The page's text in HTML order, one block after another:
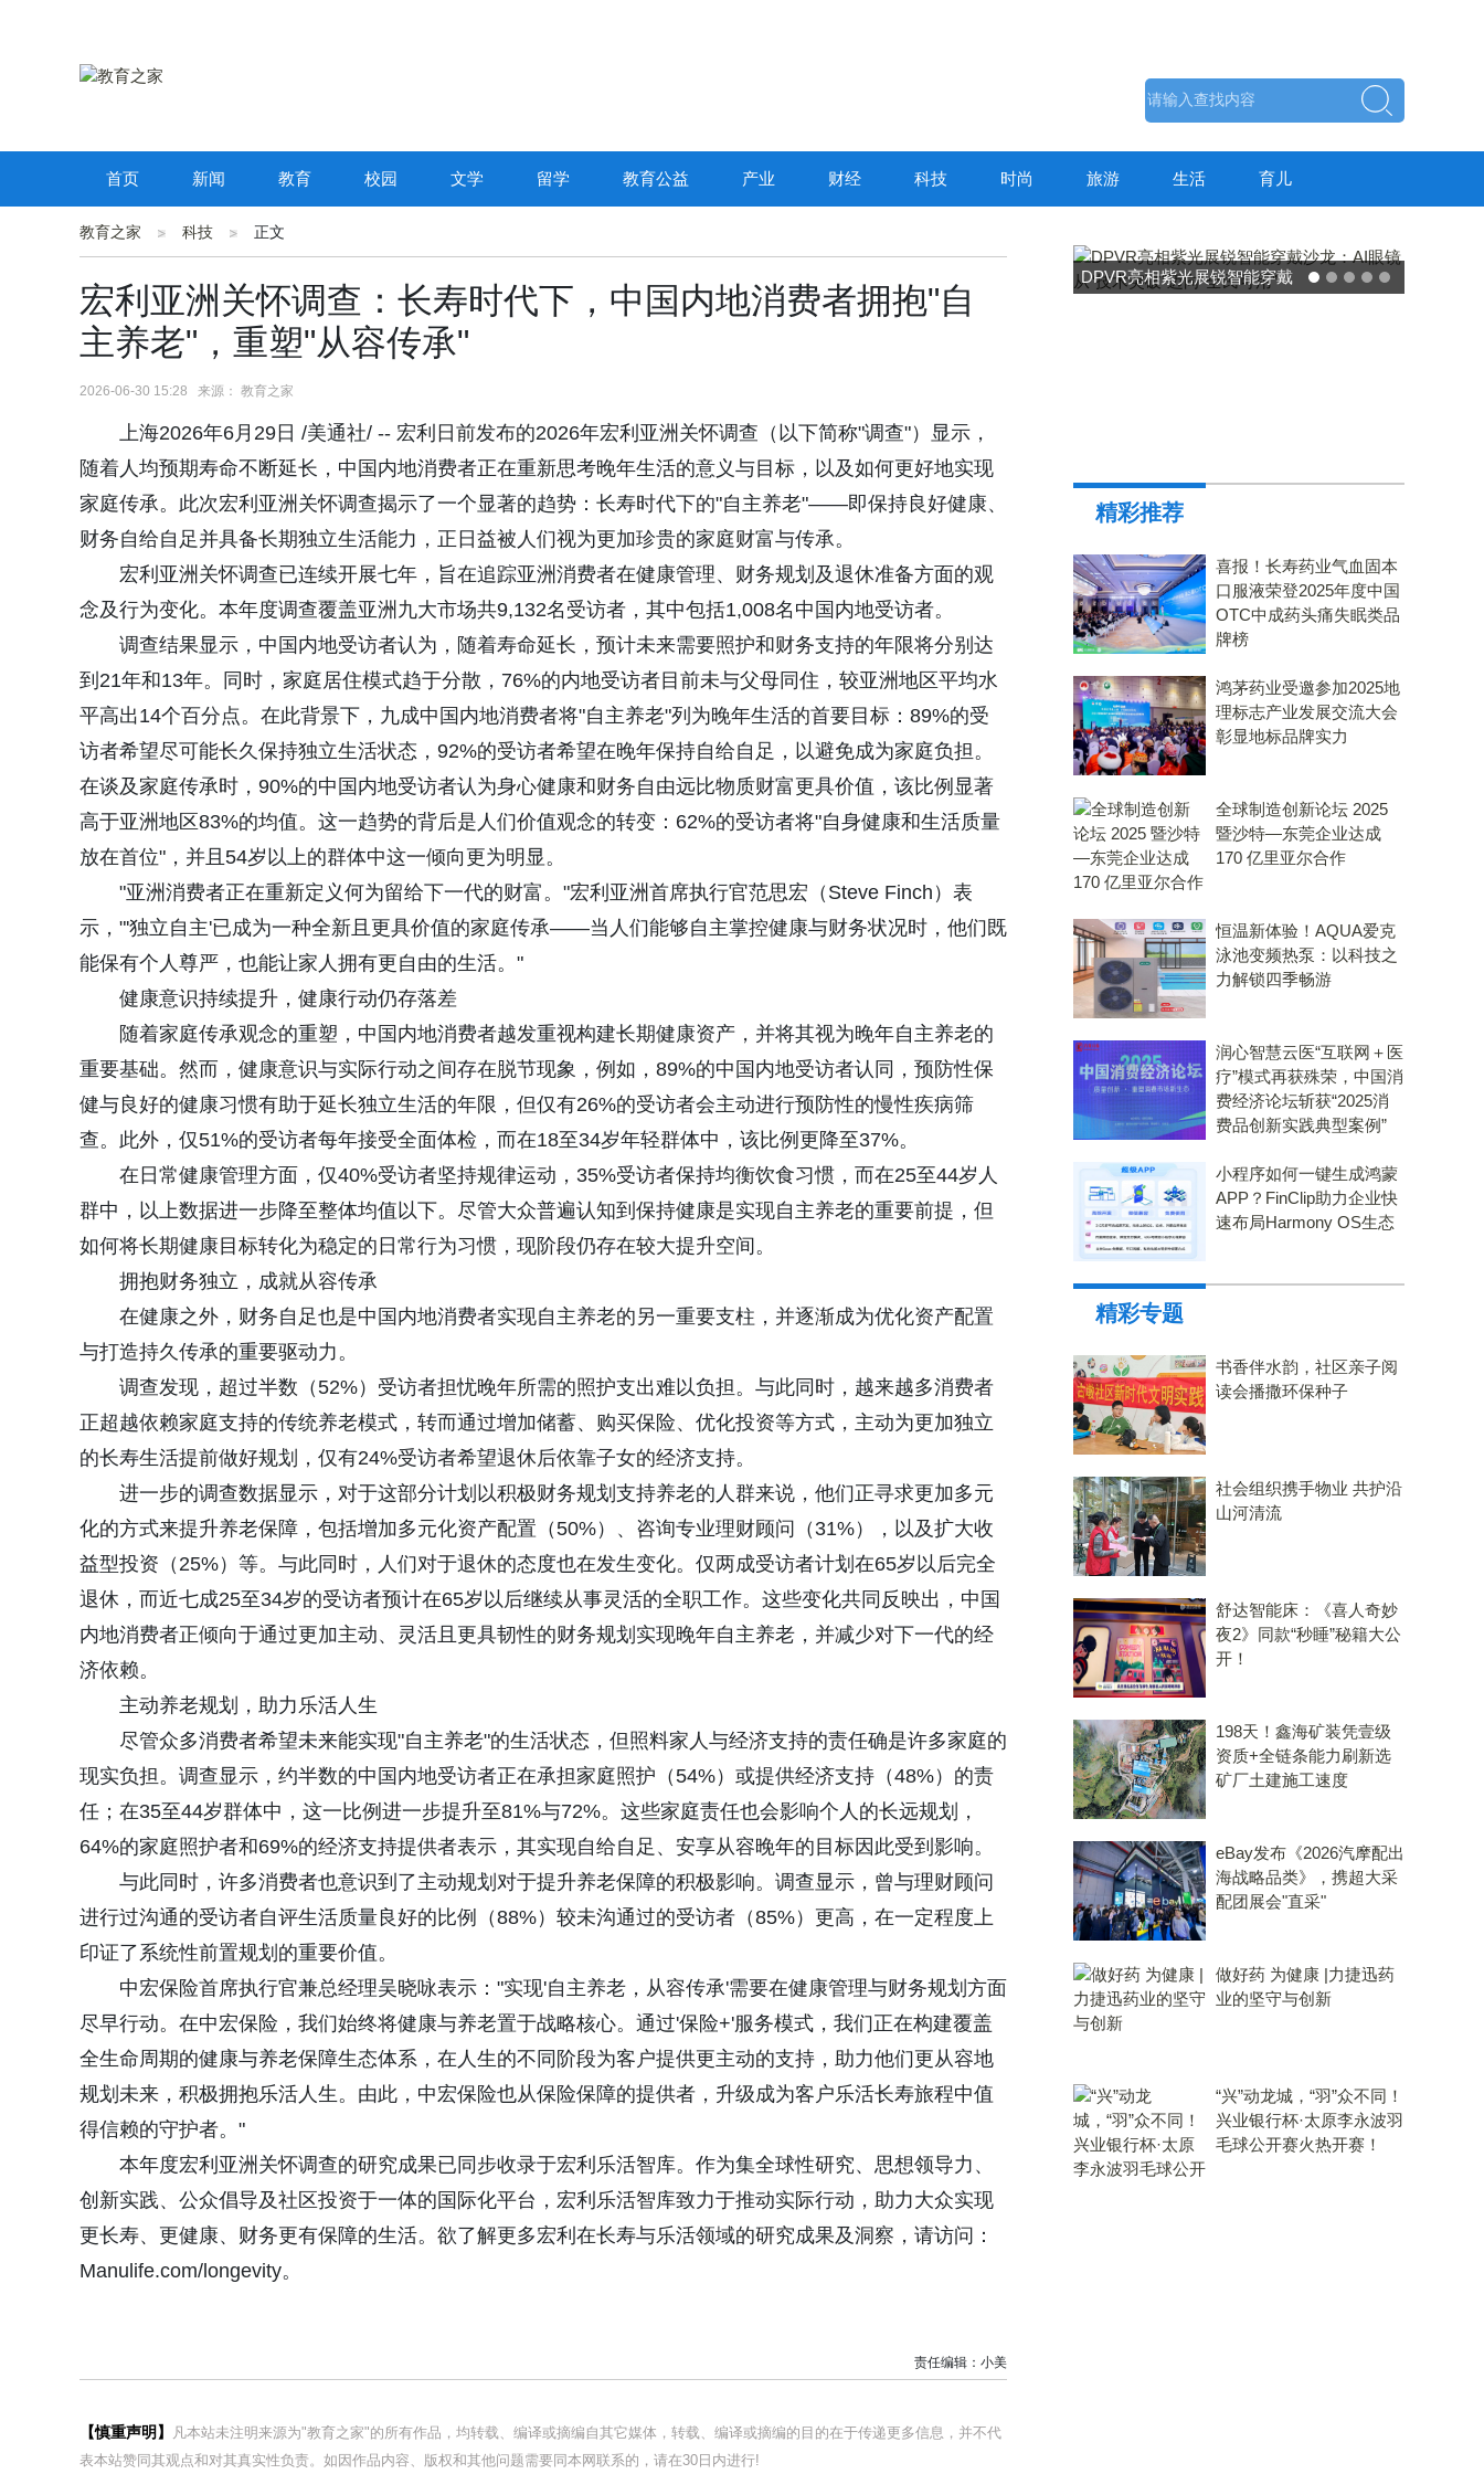
首页 新闻 教育 校园 文学 留学 教育公益 产业 财经 科技 时尚 旅游 生活 育儿
教育之家 科技 正文
宏利亚洲关怀调查：长寿时代下，中国内地消费者拥抱"自
主养老"，重塑"从容传承"
2026-06-30 15:28 来源： 教育之家
上海2026年6月29日 /美通社/ -- 宏利日前发布的2026年宏利亚洲关怀调查（以下简称"调查"）显示，
随着人均预期寿命不断延长，中国内地消费者正在重新思考晚年生活的意义与目标，以及如何更好地实现
家庭传承。此次宏利亚洲关怀调查揭示了一个显著的趋势：长寿时代下的"自主养老"——即保持良好健康、
财务自给自足并具备长期独立生活能力，正日益被人们视为更加珍贵的家庭财富与传承。
宏利亚洲关怀调查已连续开展七年，旨在追踪亚洲消费者在健康管理、财务规划及退休准备方面的观
念及行为变化。本年度调查覆盖亚洲九大市场共9,132名受访者，其中包括1,008名中国内地受访者。
调查结果显示，中国内地受访者认为，随着寿命延长，预计未来需要照护和财务支持的年限将分别达
到21年和13年。同时，家庭居住模式趋于分散，76%的内地受访者目前未与父母同住，较亚洲地区平均水
平高出14个百分点。在此背景下，九成中国内地消费者将"自主养老"列为晚年生活的首要目标：89%的受
访者希望尽可能长久保持独立生活状态，92%的受访者希望在晚年保持自给自足，以避免成为家庭负担。
在谈及家庭传承时，90%的中国内地受访者认为身心健康和财务自由远比物质财富更具价值，该比例显著
高于亚洲地区83%的均值。这一趋势的背后是人们价值观念的转变：62%的受访者将"自身健康和生活质量
放在首位"，并且54岁以上的群体中这一倾向更为明显。
"亚洲消费者正在重新定义何为留给下一代的财富。"宏利亚洲首席执行官范思宏（Steve Finch）表
示，"'独立自主'已成为一种全新且更具价值的家庭传承——当人们能够自主掌控健康与财务状况时，他们既
能保有个人尊严，也能让家人拥有更自由的生活。"
健康意识持续提升，健康行动仍存落差
随着家庭传承观念的重塑，中国内地消费者越发重视构建长期健康资产，并将其视为晚年自主养老的
重要基础。然而，健康意识与实际行动之间存在脱节现象，例如，89%的中国内地受访者认同，预防性保
健与良好的健康习惯有助于延长独立生活的年限，但仅有26%的受访者会主动进行预防性的慢性疾病筛
查。此外，仅51%的受访者每年接受全面体检，而在18至34岁年轻群体中，该比例更降至37%。
在日常健康管理方面，仅40%受访者坚持规律运动，35%受访者保持均衡饮食习惯，而在25至44岁人
群中，以上数据进一步降至整体均值以下。尽管大众普遍认知到保持健康是实现自主养老的重要前提，但
如何将长期健康目标转化为稳定的日常行为习惯，现阶段仍存在较大提升空间。
拥抱财务独立，成就从容传承
在健康之外，财务自足也是中国内地消费者实现自主养老的另一重要支柱，并逐渐成为优化资产配置
与打造持久传承的重要驱动力。
调查发现，超过半数（52%）受访者担忧晚年所需的照护支出难以负担。与此同时，越来越多消费者
正超越依赖家庭支持的传统养老模式，转而通过增加储蓄、购买保险、优化投资等方式，主动为更加独立
的长寿生活提前做好规划，仅有24%受访者希望退休后依靠子女的经济支持。
进一步的调查数据显示，对于这部分计划以积极财务规划支持养老的人群来说，他们正寻求更加多元
化的方式来提升养老保障，包括增加多元化资产配置（50%）、咨询专业理财顾问（31%），以及扩大收
益型投资（25%）等。与此同时，人们对于退休的态度也在发生变化。仅两成受访者计划在65岁以后完全
退休，而近七成25至34岁的受访者预计在65岁以后继续从事灵活的全职工作。这些变化共同反映出，中国
内地消费者正倾向于通过更加主动、灵活且更具韧性的财务规划实现晚年自主养老，并减少对下一代的经
济依赖。
主动养老规划，助力乐活人生
尽管众多消费者希望未来能实现"自主养老"的生活状态，但照料家人与经济支持的责任确是许多家庭的
现实负担。调查显示，约半数的中国内地受访者正在承担家庭照护（54%）或提供经济支持（48%）的责
任；在35至44岁群体中，这一比例进一步提升至81%与72%。这些家庭责任也会影响个人的长远规划，
64%的家庭照护者和69%的经济支持提供者表示，其实现自给自足、安享从容晚年的目标因此受到影响。
与此同时，许多消费者也意识到了主动规划对于提升养老保障的积极影响。调查显示，曾与理财顾问
进行过沟通的受访者自评生活质量良好的比例（88%）较未沟通过的受访者（85%）更高，在一定程度上
印证了系统性前置规划的重要价值。
中宏保险首席执行官兼总经理吴晓咏表示："实现'自主养老，从容传承'需要在健康管理与财务规划方面
尽早行动。在中宏保险，我们始终将健康与养老置于战略核心。通过'保险+'服务模式，我们正在构建覆盖
全生命周期的健康与养老保障生态体系，在人生的不同阶段为客户提供更主动的支持，助力他们更从容地
规划未来，积极拥抱乐活人生。由此，中宏保险也从保险保障的提供者，升级成为客户乐活长寿旅程中值
得信赖的守护者。"
本年度宏利亚洲关怀调查的研究成果已同步收录于宏利乐活智库。作为集全球性研究、思想领导力、
创新实践、公众倡导及社区投资于一体的国际化平台，宏利乐活智库致力于推动实际行动，助力大众实现
更长寿、更健康、财务更有保障的生活。欲了解更多宏利在长寿与乐活领域的研究成果及洞察，请访问：
Manulife.com/longevity。
责任编辑：小美
【慎重声明】
凡本站未注明来源为"教育之家"的所有作品，均转载、编译或摘编自其它媒体，转载、编译或摘编的目的在于传递更多信息，并不代
表本站赞同其观点和对其真实性负责。如因作品内容、版权和其他问题需要同本网联系的，请在30日内进行!
DPVR亮相紫光展锐智能穿戴
精彩推荐
喜报！长寿药业气血固本
口服液荣登2025年度中国
OTC中成药头痛失眠类品
牌榜
鸿茅药业受邀参加2025地
理标志产业发展交流大会
彰显地标品牌实力
全球制造创新论坛 2025
暨沙特—东莞企业达成
170 亿里亚尔合作
恒温新体验！AQUA爱克
泳池变频热泵：以科技之
力解锁四季畅游
润心智慧云医“互联网＋医
疗”模式再获殊荣，中国消
费经济论坛斩获“2025消
费品创新实践典型案例”
小程序如何一键生成鸿蒙
APP？FinClip助力企业快
速布局Harmony OS生态
精彩专题
书香伴水韵，社区亲子阅
读会播撒环保种子
社会组织携手物业 共护沿
山河清流
舒达智能床：《喜人奇妙
夜2》同款“秒睡”秘籍大公
开！
198天！鑫海矿装凭壹级
资质+全链条能力刷新选
矿厂土建施工速度
eBay发布《2026汽摩配出
海战略品类》，携超大采
配团展会"直采"
做好药 为健康 |力捷迅药
业的坚守与创新
“兴”动龙城，“羽”众不同！
兴业银行杯·太原李永波羽
毛球公开赛火热开赛！